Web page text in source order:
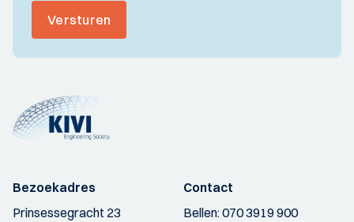
Versturen
Bezoekadres
Prinsessegracht 23
Contact
Bellen:070 3919 900